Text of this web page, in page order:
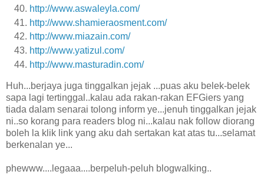
http://www.aswaleyla.com/
http://www.shamieraosment.com/
http://www.miazain.com/
http://www.yatizul.com/
http://www.masturadin.com/
Huh...berjaya juga tinggalkan jejak ...puas aku belek-belek
sapa lagi tertinggal..kalau ada rakan-rakan EFGiers yang
tiada dalam senarai tolong inform ye...jenuh tinggalkan jejak
ni..so korang para readers blog ni...kalau nak follow diorang
boleh la klik link yang aku dah sertakan kat atas tu...selamat
berkenalan ye...
phewww....legaaa....berpeluh-peluh blogwalking..